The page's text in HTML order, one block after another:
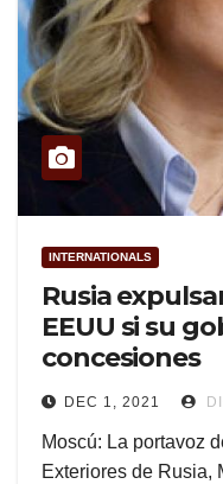
INTERNATIONALS
Rusia
EEUU si su
concesiones
DEC 1, 2021
Moscú: La portavoz
Exteriores de Rusia,